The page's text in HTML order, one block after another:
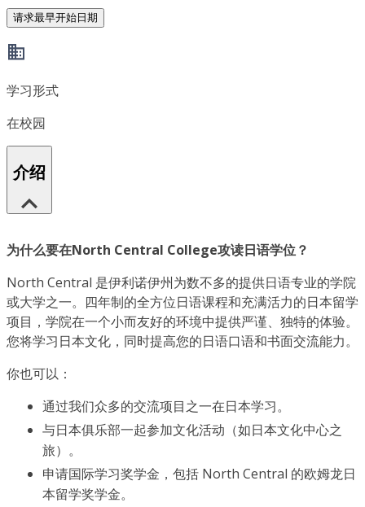
请求最早开始日期
学习形式
在校园
介绍
为什么要在North Central College攻读日语学位？
North Central 是伊利诺伊州为数不多的提供日语专业的学院
或大学之一。四年制的全方位日语课程和充满活力的日本留学
项目，学院在一个小而友好的环境中提供严谨、独特的体验。
您将学习日本文化，同时提高您的日语口语和书面交流能力。
你也可以：
通过我们众多的交流项目之一在日本学习。
与日本俱乐部一起参加文化活动（如日本文化中心之
旅）。
申请国际学习奖学金，包括 North Central 的欧姆龙日
本留学奖学金。